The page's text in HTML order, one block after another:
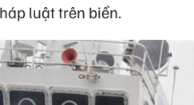
luật trên biển.